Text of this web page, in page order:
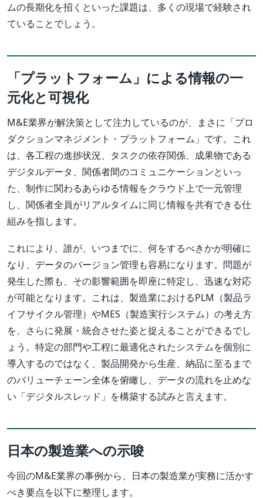
ムの長期化を招くといった課題は、多くの現場で経験され
ていることでしょう。
「プラットフォーム」による情報の一
元化と可視化
M&E業界が解決策として注力しているのが、まさに「プロ
ダクションマネジメント・プラットフォーム」です。これ
は、各工程の進捗状況、タスクの依存関係、成果物である
デジタルデータ、関係者間のコミュニケーションといっ
た、制作に関わるあらゆる情報をクラウド上で一元管理
し、関係者全員がリアルタイムに同じ情報を共有できる仕
組みを指します。
これにより、誰が、いつまでに、何をするべきかが明確に
なり、データのバージョン管理も容易になります。問題が
発生した際も、その影響範囲を即座に特定し、迅速な対応
が可能となります。これは、製造業におけるPLM（製品ラ
イフサイクル管理）やMES（製造実行システム）の考え方
を、さらに発展・統合させた姿と捉えることができるでし
ょう。特定の部門や工程に最適化されたシステムを個別に
導入するのではなく、製品開発から生産、納品に至るまで
のバリューチェーン全体を俯瞰し、データの流れを止めな
い「デジタルスレッド」を構築する試みと言えます。
日本の製造業への示唆
今回のM&E業界の事例から、日本の製造業が実務に活かす
べき要点を以下に整理します。